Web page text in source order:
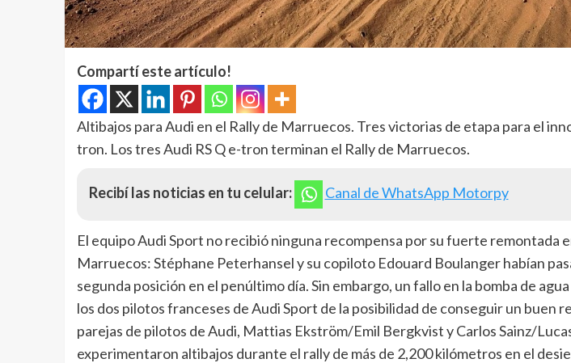
Compartí este artículo!
Altibajos para Audi en el Rally de Marruecos. Tres victorias de etapa para el
tron. Los tres Audi RS Q e-tron terminan el Rally de Marruecos.
Recibí las noticias en tu celular: Canal de WhatsApp Motorpy
El equipo Audi Sport no recibió ninguna recompensa por su fuerte remontada
Marruecos: Stéphane Peterhansel y su copiloto Edouard Boulanger habían
segunda posición en el penúltimo día. Sin embargo, un fallo en la bomba de
los dos pilotos franceses de Audi Sport de la posibilidad de conseguir un buen
parejas de pilotos de Audi, Mattias Ekström/Emil Bergkvist y Carlos Sainz/
experimentaron altibajos durante el rally de más de 2,200 kilómetros en el